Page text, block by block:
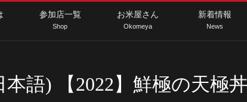
参加店一覧
Shop
お米屋さん
Okomeya
新着情報
News
本語) 【2022】鮮極の天極丼